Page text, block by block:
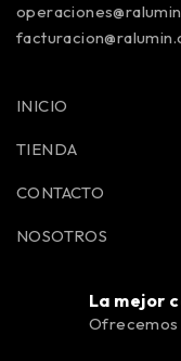
INICIO
TIENDA
CONTACTO
NOSOTROS
La mejor
Ofrecemos